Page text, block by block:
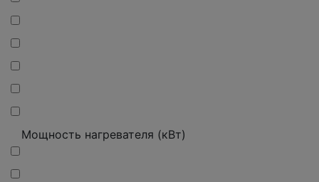
Мощность нагревателя (кВт)